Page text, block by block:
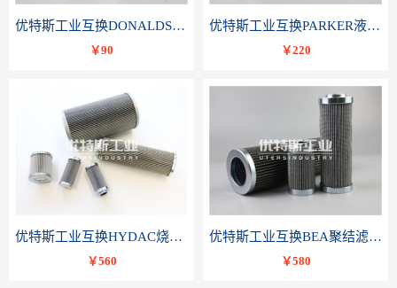
优特斯工业互换DONALDSON唐纳森液压滤芯P566336
￥90
优特斯工业互换PARKER液压油滤芯TXWL8C-GDL10
￥220
优特斯工业互换HYDAC烧结滤芯318081 060-DR-100-D-V
￥560
优特斯工业互换BEA聚结滤芯FCR-4002-RC
￥580